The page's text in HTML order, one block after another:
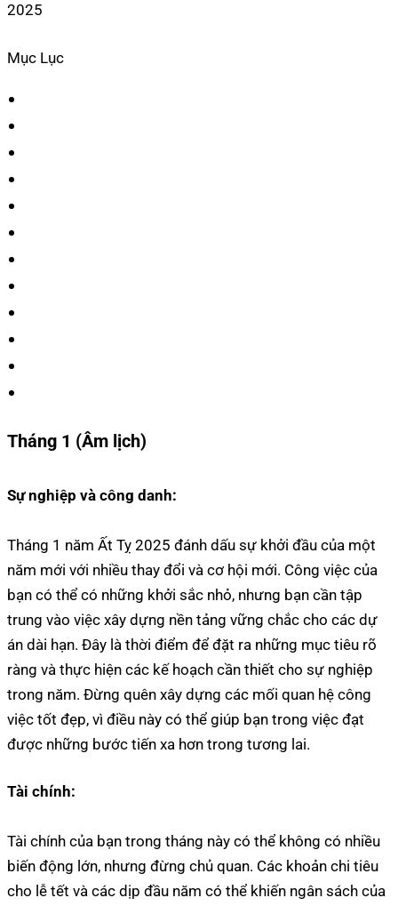
2025
Mục Lục
Tháng 1 (Âm lịch)
Sự nghiệp và công danh:
Tháng 1 năm Ất Tỵ 2025 đánh dấu sự khởi đầu của một
năm mới với nhiều thay đổi và cơ hội mới. Công việc của
bạn có thể có những khởi sắc nhỏ, nhưng bạn cần tập
trung vào việc xây dựng nền tảng vững chắc cho các dự
án dài hạn. Đây là thời điểm để đặt ra những mục tiêu rõ
ràng và thực hiện các kế hoạch cần thiết cho sự nghiệp
trong năm. Đừng quên xây dựng các mối quan hệ công
việc tốt đẹp, vì điều này có thể giúp bạn trong việc đạt
được những bước tiến xa hơn trong tương lai.
Tài chính:
Tài chính của bạn trong tháng này có thể không có nhiều
biến động lớn, nhưng đừng chủ quan. Các khoản chi tiêu
cho lễ tết và các dịp đầu năm có thể khiến ngân sách của